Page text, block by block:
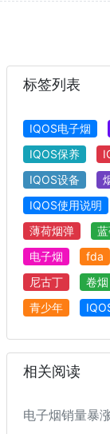
标签列表
IQOS电子烟
IQOS保养
IQOS设备
IQOS使用说明
薄荷烟弹
电子烟
fda
尼古丁
卷烟
青少年
相关阅读
电子烟销量暴